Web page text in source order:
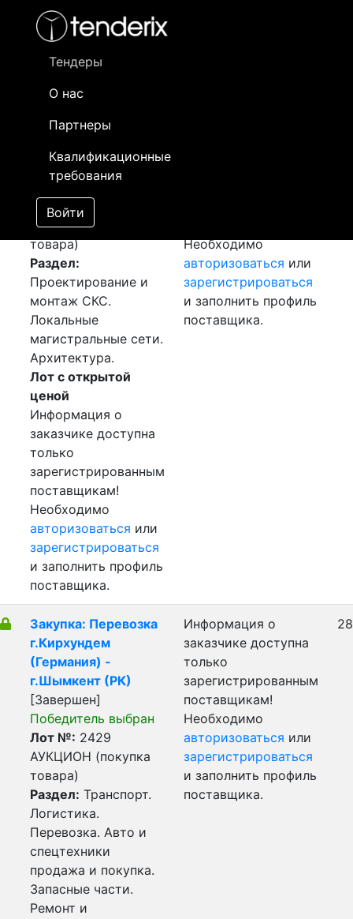
Тендеры
О нас
Партнеры
Квалификационные
требования
Войти
- активный лот
- сохраненный лот (не опубликован)
Закупка:
Асфальтирование
[Завершен]
Лот №:2430
АУКЦИОН (покупка
товара)
Раздел:
Проектирование и
монтаж СКС.
Локальные
магистральные сети.
Архитектура.
Лот с открытой
ценой
Информация о
заказчике доступна
только
зарегистрированным
поставщикам!
Необходимо
авторизоваться или
зарегистрироваться
и заполнить профиль
поставщика.
Необходимо
авторизоваться или
зарегистрироваться
и заполнить профиль
поставщика.
Закупка: Перевозка
г.Кирхундем
(Германия) -
г.Шымкент (РК)
[Завершен]
Победитель выбран
Лот №: 2429
АУКЦИОН (покупка
товара)
Раздел: Транспорт.
Логистика.
Перевозка. Авто и
спецтехники
продажа и покупка.
Запасные части.
Ремонт и
Информация о
заказчике доступна
только
зарегистрированным
поставщикам!
Необходимо
авторизоваться или
зарегистрироваться
и заполнить профиль
поставщика.